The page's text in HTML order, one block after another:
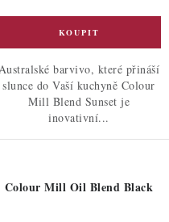
barvivo, které přináší
slunce do Vaší kuchyně Colour
Mill Blend Sunset je
inovativní...
Colour Mill Oil Blend Black